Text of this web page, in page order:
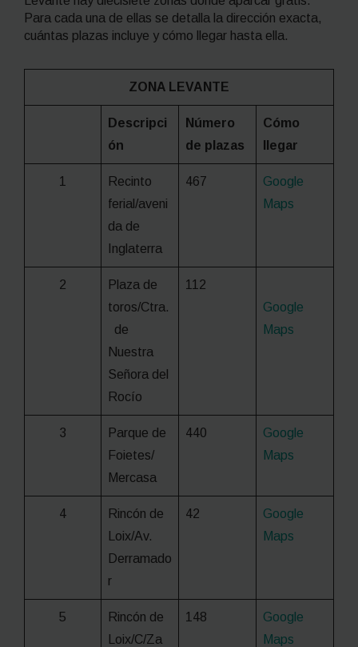
Para cada una de ellas se detalla la dirección exacta,
cuántas plazas incluye y cómo llegar hasta ella.
ZONA LEVANTE
Descripci
ón
Número
de plazas
Cómo
llegar
1
Recinto
ferial/aveni
da de
Inglaterra
467
Google
Maps
2
Plaza de
toros/Ctra.
de
Nuestra
Señora del
Rocío
112
Google
Maps
3
Parque de
Foietes/
Mercasa
440
Google
Maps
4
Rincón de
Loix/Av.
Derramado
r
42
Google
Maps
5
Rincón de
Loix/C/Za
148
Google
Maps